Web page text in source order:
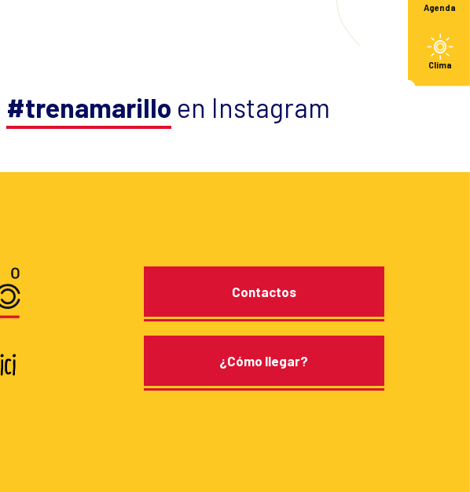
Agenda
Clima
#trenamarillo en Instagram
Contactos
¿Cómo llegar?